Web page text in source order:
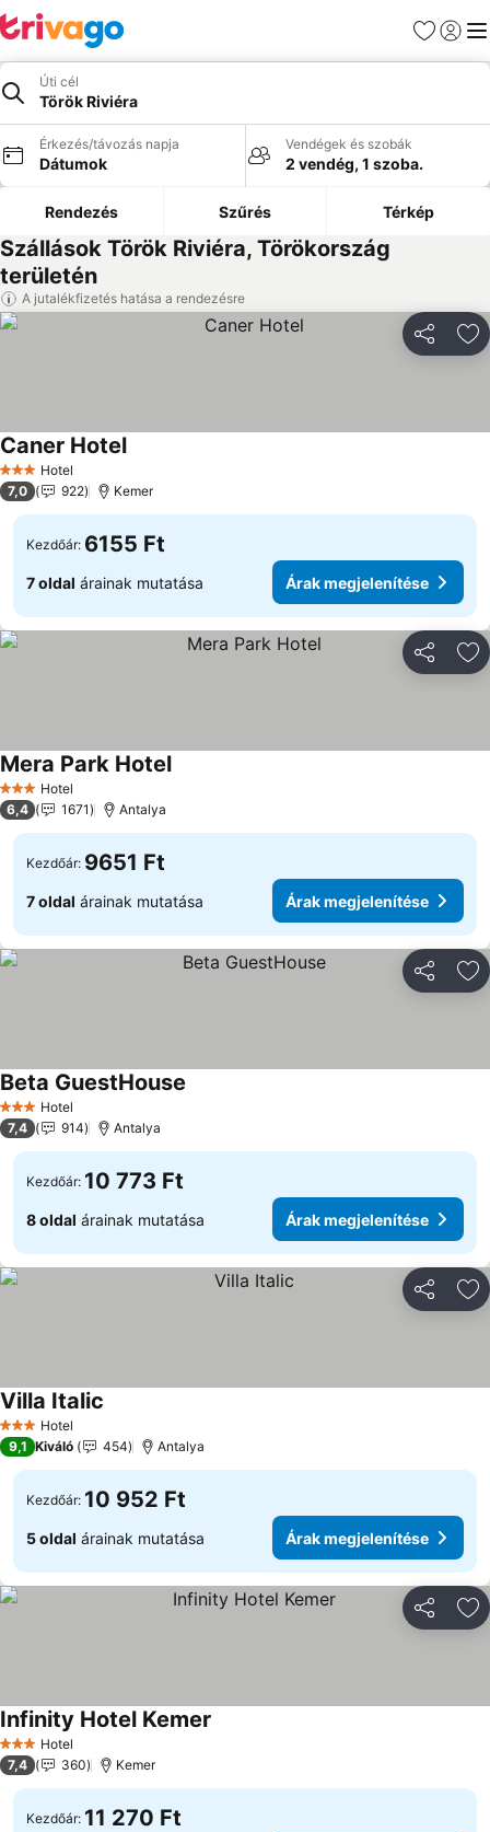
Kedvencek
Úti cél
Török Riviéra
Érkezés/távozás napja
Dátumok
Vendégek és szobák
2 vendég, 1 szoba.
Rendezés Szűrés Térkép
Szállások Török Riviéra, Törökország
területén
A jutalékfizetés hatása a rendezésre
3 Kategória
Hotel
Caner Hotel
7,0 922 Kemer
Kezdőár: 6155 Ft
7 oldal árainak mutatása Árak megjelenítése
3 Kategória
Hotel
Mera Park Hotel
6,4 1671 Antalya
Kezdőár: 9651 Ft
7 oldal árainak mutatása Árak megjelenítése
3 Kategória
Hotel
Beta GuestHouse
7,4 914 Antalya
Kezdőár: 10 773 Ft
8 oldal árainak mutatása Árak megjelenítése
3 Kategória
Hotel
Villa Italic
9,1 Kiváló 454 Antalya
Kezdőár: 10 952 Ft
5 oldal árainak mutatása Árak megjelenítése
3 Kategória
Hotel
Infinity Hotel Kemer
7,4 360 Kemer
Kezdőár: 11 270 Ft